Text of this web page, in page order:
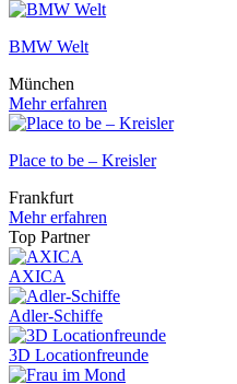
BMW Welt
München
Mehr erfahren
Place to be – Kreisler
Frankfurt
Mehr erfahren
Top Partner
AXICA
Adler-Schiffe
3D Locationfreunde